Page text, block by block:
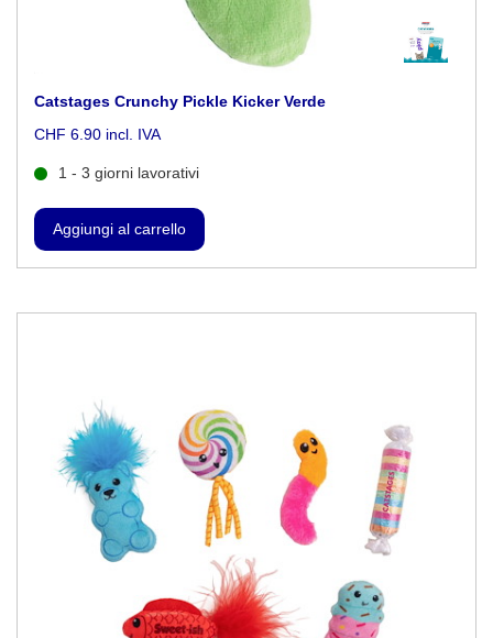
Catstages Crunchy Pickle Kicker Verde
CHF 6.90 incl. IVA
1 - 3 giorni lavorativi